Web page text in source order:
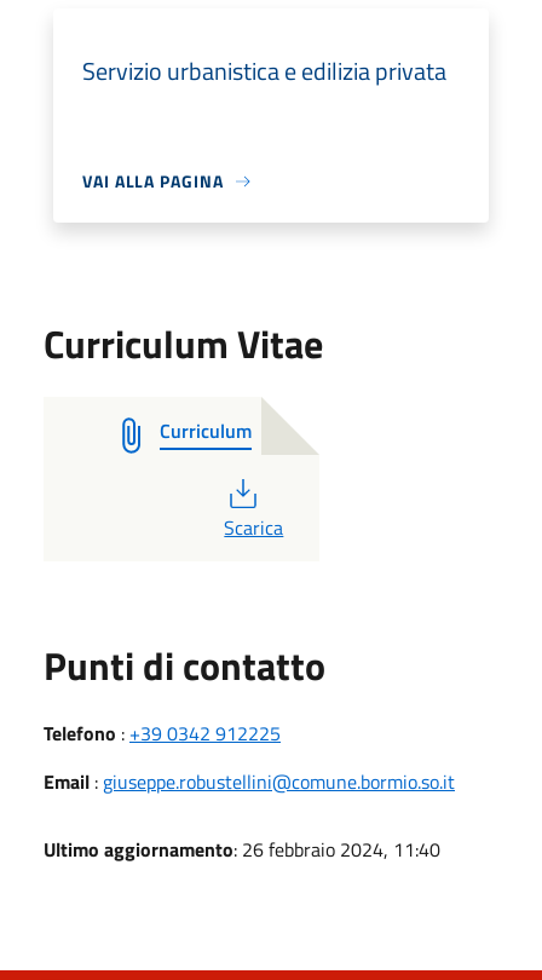
Servizio urbanistica e edilizia privata
VAI ALLA PAGINA
Curriculum Vitae
Curriculum
PDF
Scarica
Punti di contatto
Telefono : +39 0342 912225
Email : giuseppe.robustellini@comune.bormio.so.it
Ultimo aggiornamento: 26 febbraio 2024, 11:40